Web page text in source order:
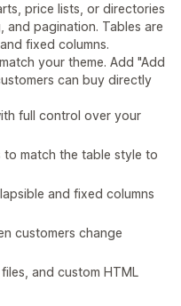
price lists, or directories
and pagination. Tables are
fixed columns.
your theme. Add "Add
can buy directly
full control over your
to match the table style to
and fixed columns
customers change
and custom HTML